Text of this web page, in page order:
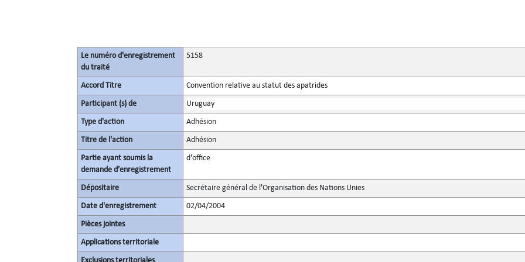
Le numéro d'enregistrement
du traité
5158
Accord Titre Convention relative au statut des apatrides
Participant (s) de Uruguay
Type d'action Adhésion
Titre de l'action Adhésion
Partie ayant soumis la
demande d’enregistrement
d'office
Dépositaire Secrétaire général de l'Organisation des Nations Unies
Date d'enregistrement 02/04/2004
Pièces jointes
Applications territoriale